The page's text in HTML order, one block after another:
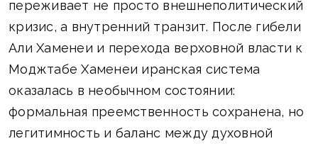
переживает не просто внешнеполитический
кризис, а внутренний транзит. После гибели
Али Хаменеи и перехода верховной власти к
Моджтабе Хаменеи иранская система
оказалась в необычном состоянии:
формальная преемственность сохранена, но
легитимность и баланс между духовной